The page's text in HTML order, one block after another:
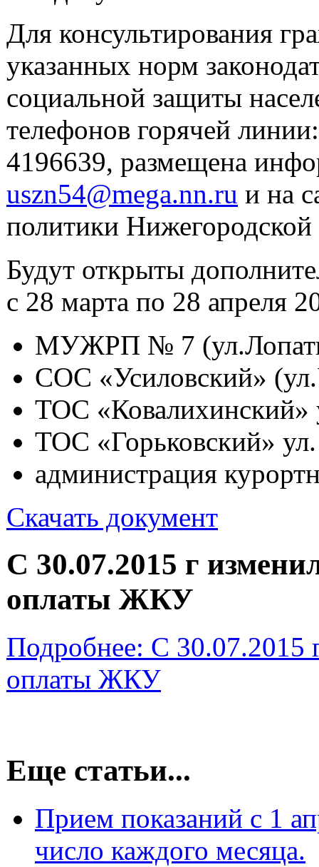
Для консультирования
указанных норм
социальной защиты
телефонов горячей
4196639, размещена
uszn54@mega.nn.ru и на
политики
Будут открыты
с 28 марта по 28 апреля
МУЖРП № 7
СОС «Усиловский»
ТОС «Ковалихинский»
ТОС «Горьковский»
администрация
Скачать документ
C 30.07.2015 г
оплаты ЖКУ
Подробнее: C 30.07.2015
оплаты ЖКУ
Еще статьи...
Прием показаний с 1
число каждого месяца.